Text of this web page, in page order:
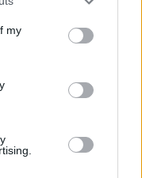
You may click to
third-party tags to
in below Google
my